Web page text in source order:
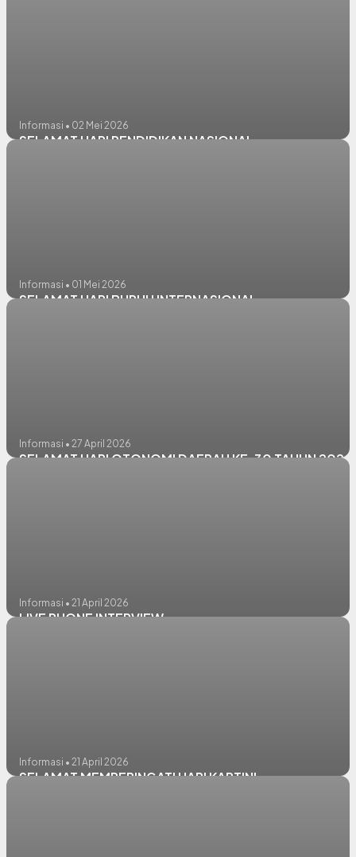
Informasi • 02 Mei 2026
SELAMAT HARI PENDIDIKAN NASIONAL
Informasi • 01 Mei 2026
SELAMAT HARI BURUH INTERNASIONAL
Informasi • 27 April 2026
SELAMAT HARI OTONOMI DAERAH KE-30 TAHUN 2026
Informasi • 21 April 2026
LIVE PHONE INTERVIEW
Informasi • 21 April 2026
SELAMAT MEMPERINGATI HARI KARTINI